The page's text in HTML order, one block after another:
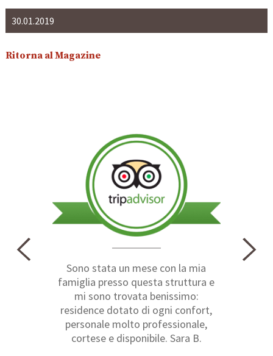
30.01.2019
Ritorna al Magazine
Sono stata un mese con la mia
famiglia presso questa struttura e
mi sono trovata benissimo:
residence dotato di ogni confort,
personale molto professionale,
cortese e disponibile. Sara B.